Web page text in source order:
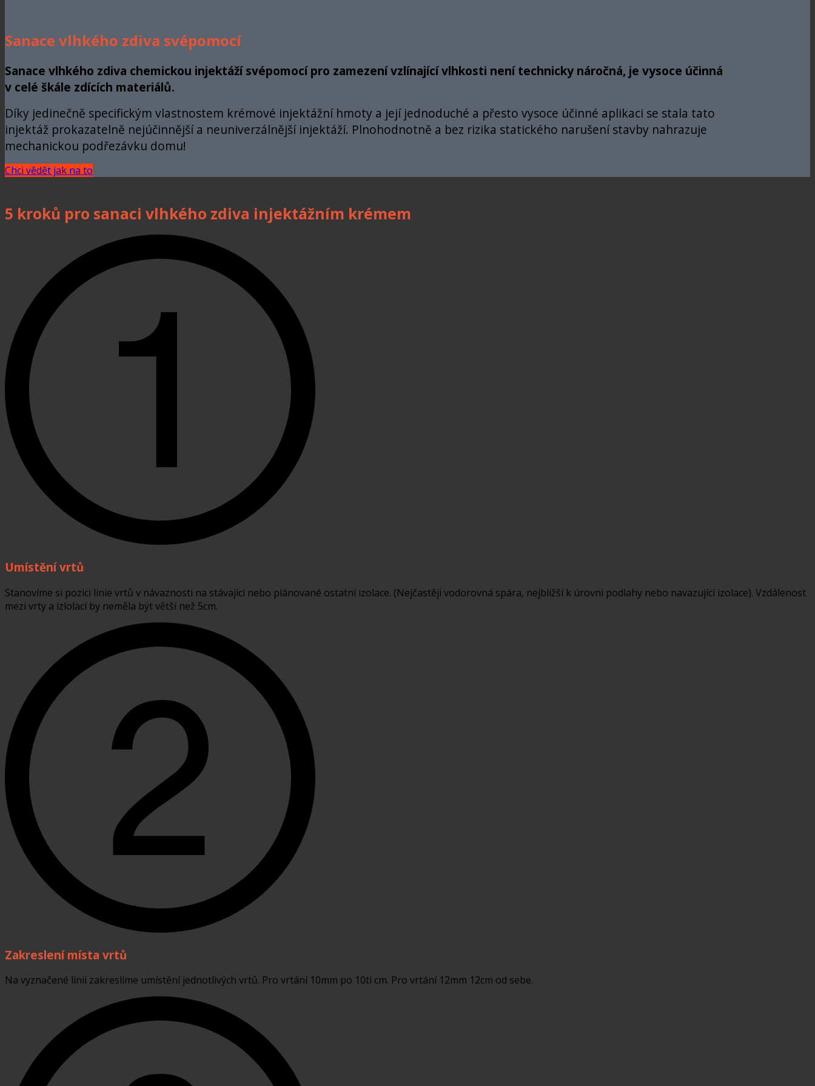
Sanace vlhkého zdiva svépomocí
Sanace vlhkého zdiva chemickou injektáží svépomocí pro zamezení vzlínající vlhkosti není technicky náročná, je vysoce účinná
v celé škále zdících materiálů.
Díky jedinečně specifickým vlastnostem krémové injektážní hmoty a její jednoduché a přesto vysoce účinné aplikaci se stala tato
injektáž prokazatelně nejúčinnější a neuniverzálnější injektáží. Plnohodnotně a bez rizika statického narušení stavby nahrazuje
mechanickou podřezávku domu!
Chci vědět jak na to
5 kroků pro sanaci vlhkého zdiva injektážním krémem
Umístění vrtů
Stanovíme si pozici linie vrtů v návaznosti na stávající nebo plánované ostatní izolace. (Nejčastěji vodorovná spára, nejbližší k úrovni podlahy nebo navazující izolace). Vzdálenost
mezi vrty a izlolací by neměla být větší než 5cm.
Zakreslení místa vrtů
Na vyznačené linii zakreslíme umístění jednotlivých vrtů. Pro vrtání 10mm po 10ti cm. Pro vrtání 12mm 12cm od sebe.